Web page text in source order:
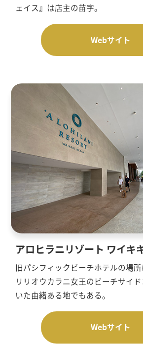
ェイス』は店主の苗字。
Webサイト
アロヒラニリゾート ワイキ
旧パシフィックビーチホテルの場所
リリオウカラニ女王のビーチサイ
いた由緒ある地でもある。
Webサイト